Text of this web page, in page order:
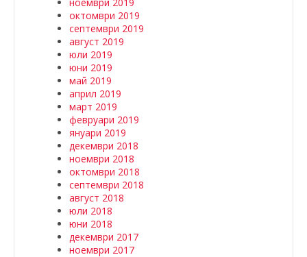
октомври 2019
септември 2019
август 2019
юли 2019
юни 2019
май 2019
април 2019
март 2019
февруари 2019
януари 2019
декември 2018
ноември 2018
октомври 2018
септември 2018
август 2018
юли 2018
юни 2018
декември 2017
ноември 2017